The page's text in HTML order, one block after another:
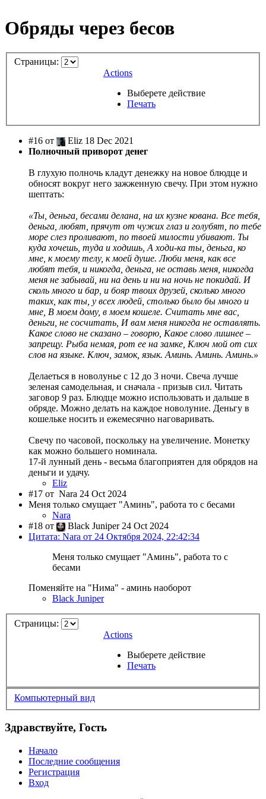
Обряды через бесов
Страницы:
Actions
Выберете действие
Печать
#16 от
Eliz 18 Dec 2021
Полночный приворот денег
В глухую полночь кладут денежку на новое блюдце и
обносят вокруг него зажженную свечу. При этом нужно
шептать:
«Ты, деньга, бесами делана, на их кузне кована. Все тебя,
деньга, любят, прячут от чужих глаз и голубят, по тебе
море слез проливают, по твоей милости убивают. Ты
куда хочешь, туда и ходишь, А ходи-ка ты, деньга, ко
мне, к моему телу, к моей душе. Люби меня, как все
любят тебя, и никогда, деньга, не оставь меня, никогда
меня не забывай, ни на день и ни на ночь не покидай. И
сколь много и бар, и бояр твоих друзей, сколько много
таких, как ты, у всех людей, столько было бы много и
мне, В моем дому, в моем кошеле. Считать мне вас,
деньги, не сосчитать, И вам меня никогда не оставлять.
Какое слово не сказано – говорю, Какое слово лишнее –
запрещу. Рыба немая, рот ее на замке, Ключ мой от сих
слов на языке. Ключ, замок, язык. Аминь. Аминь. Аминь.»
Делаеться в новолунье с 12 до 3 ночи. Свеча лучше
зеленая cамодельная, и сначала - призыв сил. Читать
заговор 9 раз. Блюдце можно использовать и дальше в
обряде. Можно делать на каждое новолуние. Деньгу в
кошельке носить и ежемесячно наговаривать.
Свечу по часовой, поскольку на увеличение. Монетку
как можно большего номинала.
17-й лунный день - весьма благоприятен для обрядов на
деньги и удачу.
Eliz
#17 от Nara 24 Oct 2024
Меня только смущает "Аминь", работа то с бесами
Nara
#18 от
Black Juniper 24 Oct 2024
Цитата: Nara от 24 Октября 2024, 22:42:34
Меня только смущает "Аминь", работа то с
бесами
Поменяйте на "Нима" - аминь наоборот
Black Juniper
Страницы:
Actions
Выберете действие
Печать
Компьютерный вид
Здравствуйте, Гость
Начало
Последние сообщения
Регистрация
Вход